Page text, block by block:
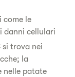
come le
danni cellulari
si trova nei
la
nelle patate